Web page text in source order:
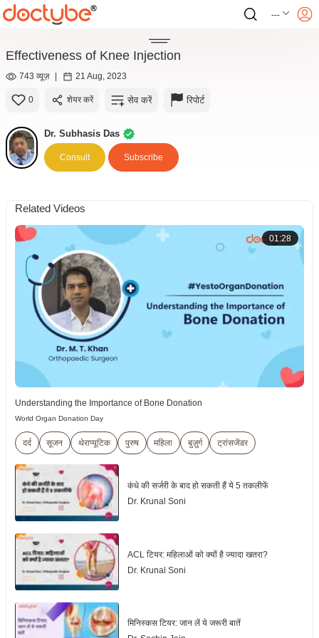
---
Effectiveness of Knee Injection
743 व्यूज़ | 21 Aug, 2023
0 शेयर करें सेव करें रिपोर्ट
Dr. Subhasis Das
Consult Subscribe
Related Videos
01:28
Understanding the Importance of Bone Donation
World Organ Donation Day
दर्द सूजन थेराप्यूटिक पुरुष महिला बुज़ुर्ग ट्रांसजेंडर
कंधे की सर्जरी के बाद हो सकती हैं ये 5 तकलीफें
Dr. Krunal Soni
ACL टियर: महिलाओं को क्यों है ज्यादा खतरा?
Dr. Krunal Soni
मिनिस्कस टियर: जान लें ये जरूरी बातें